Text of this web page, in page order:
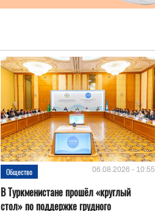
Общество 06.08.2026 - 10:55
В Туркменистане прошёл «круглый
стол» по поддержке грудного